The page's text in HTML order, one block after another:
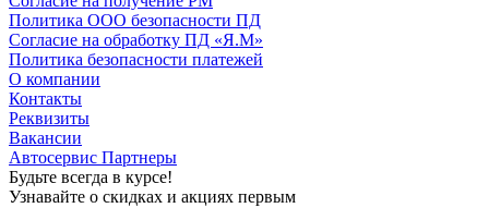
Политика ООО безопасности ПД
Согласие на обработку ПД «Я.М»
Политика безопасности платежей
О компании
Контакты
Реквизиты
Вакансии
Автосервис Партнеры
Будьте всегда в курсе!
Узнавайте о скидках и акциях первым